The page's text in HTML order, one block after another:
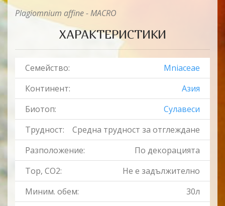
Plagiomnium affine - MACRO
ХАРАКТЕРИСТИКИ
Семейство:
Mniaceae
Континент:
Азия
Биотоп:
Сулавеси
Трудност:
Средна трудност за отглеждане
Разположение:
По декорацията
Тор, CO2:
Не е задължително
Миним. обем:
30л